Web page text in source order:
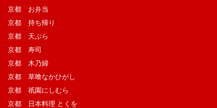
京都 お弁当
京都 持ち帰り
京都 天ぷら
京都 寿司
京都 木乃婦
京都 草喰なかひがし
京都 祇園にしむら
京都 日本料理 とくを